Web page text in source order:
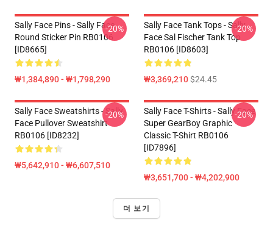
Sally Face Pins - Sally Face
Round Sticker Pin RB0106
[ID8665]
₩1,384,890 - ₩1,798,290
-20%
Sally Face Tank Tops - Sally
Face Sal Fischer Tank Top
RB0106 [ID8603]
₩3,369,210$24.45
-20%
Sally Face Sweatshirts - Sally
Face Pullover Sweatshirt
RB0106 [ID8232]
₩5,642,910 - ₩6,607,510
-20%
Sally Face T-Shirts - Sally Face
Super GearBoy Graphic
Classic T-Shirt RB0106
[ID7896]
₩3,651,700 - ₩4,202,900
-20%
더 보기